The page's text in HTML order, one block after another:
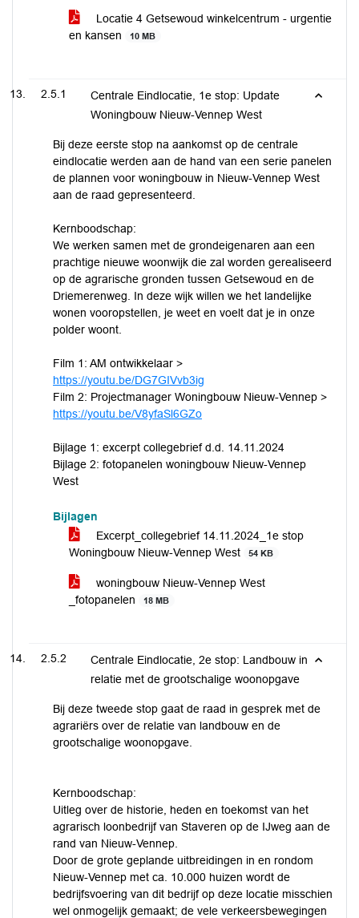
Locatie 4 Getsewoud winkelcentrum - urgentie
en kansen
10 MB
2.5.1
Centrale Eindlocatie, 1e stop: Update
Woningbouw Nieuw-Vennep West
Bij deze eerste stop na aankomst op de centrale
eindlocatie werden aan de hand van een serie panelen
de plannen voor woningbouw in Nieuw-Vennep West
aan de raad gepresenteerd.
Kernboodschap:
We werken samen met de grondeigenaren aan een
prachtige nieuwe woonwijk die zal worden gerealiseerd
op de agrarische gronden tussen Getsewoud en de
Driemerenweg. In deze wijk willen we het landelijke
wonen vooropstellen, je weet en voelt dat je in onze
polder woont.
Film 1: AM ontwikkelaar >
https://youtu.be/DG7GIVvb3ig
Film 2: Projectmanager Woningbouw Nieuw-Vennep >
https://youtu.be/V8yfaSl6GZo
Bijlage 1: excerpt collegebrief d.d. 14.11.2024
Bijlage 2: fotopanelen woningbouw Nieuw-Vennep
West
Bijlagen
Excerpt_collegebrief 14.11.2024_1e stop
Woningbouw Nieuw-Vennep West
54 KB
woningbouw Nieuw-Vennep West
_fotopanelen
18 MB
2.5.2
Centrale Eindlocatie, 2e stop: Landbouw in
relatie met de grootschalige woonopgave
Bij deze tweede stop gaat de raad in gesprek met de
agrariërs over de relatie van landbouw en de
grootschalige woonopgave.
Kernboodschap:
Uitleg over de historie, heden en toekomst van het
agrarisch loonbedrijf van Staveren op de IJweg aan de
rand van Nieuw-Vennep.
Door de grote geplande uitbreidingen in en rondom
Nieuw-Vennep met ca. 10.000 huizen wordt de
bedrijfsvoering van dit bedrijf op deze locatie misschien
wel onmogelijk gemaakt; de vele verkeersbewegingen